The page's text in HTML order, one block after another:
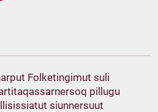
Folketingimut suli
pillugu
siunnersuut